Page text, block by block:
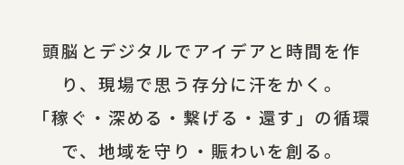
頭脳とデジタルでアイデアと時間を作
り、現場で思う存分に汗をかく。
「稼ぐ・深める・繋げる・還す」の循環
で、地域を守り・賑わいを創る。